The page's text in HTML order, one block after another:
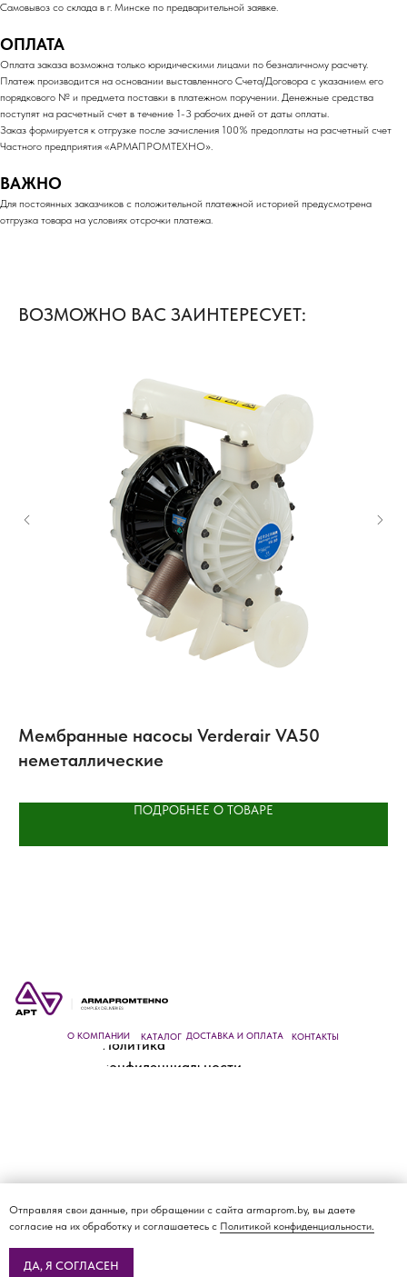
Самовывоз со склада в г. Минске по предварительной заявке.
ОПЛАТА
Оплата заказа возможна только юридическими лицами по безналичному расчету.
Платеж производится на основании выставленного Счета/Договора с указанием его
порядкового № и предмета поставки в платежном поручении. Денежные средства
поступят на расчетный счет в течение 1-3 рабочих дней от даты оплаты.
Заказ формируется к отгрузке после зачисления 100% предоплаты на расчетный счет
Частного предприятия «АРМАПРОМТЕХНО».
ВАЖНО
Для постоянных заказчиков с положительной платежной историей предусмотрена
отгрузка товара на условиях отсрочки платежа.
ВОЗМОЖНО ВАС ЗАИНТЕРЕСУЕТ:
Мембранные насосы Verderair VA50
неметаллические
ПОДРОБНЕЕ О ТОВАРЕ
Политика
конфиденциальности
О КОМПАНИИ КАТАЛОГ ДОСТАВКА И ОПЛАТА КОНТАКТЫ
Отправляя свои данные, при обращении с сайта armaprom.by, вы даете
согласие на их обработку и соглашаетесь с Политикой конфиденциальности.
ДА, Я СОГЛАСЕН